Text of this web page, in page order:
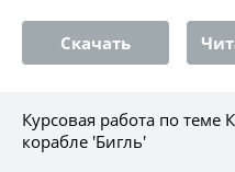
Скачать
Курсовая работа по теме
корабле 'Бигль'